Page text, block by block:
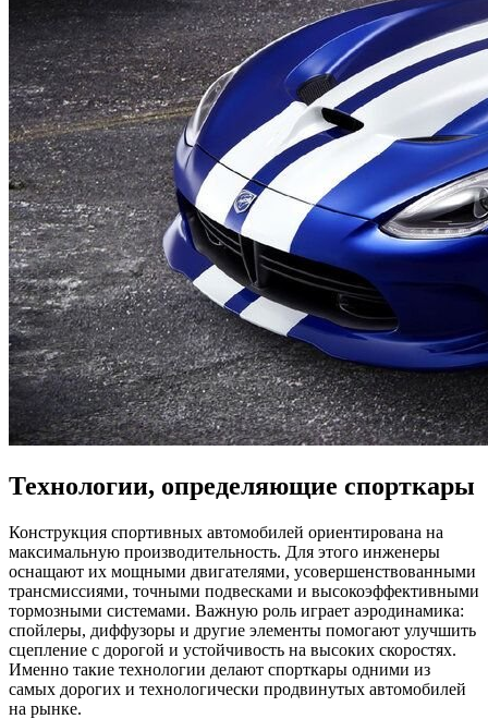
Технологии, определяющие спорткары
Конструкция спортивных автомобилей ориентирована на
максимальную производительность. Для этого инженеры
оснащают их мощными двигателями, усовершенствованными
трансмиссиями, точными подвесками и высокоэффективными
тормозными системами. Важную роль играет аэродинамика:
спойлеры, диффузоры и другие элементы помогают улучшить
сцепление с дорогой и устойчивость на высоких скоростях.
Именно такие технологии делают спорткары одними из
самых дорогих и технологически продвинутых автомобилей
на рынке.